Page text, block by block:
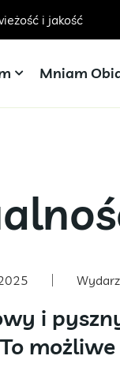
i jakość
przedszkoli i
Mniam
i